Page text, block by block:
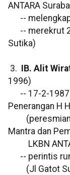
ANTARA
--
-- merekrut 2
Sutika)
3. IB. Alit
1996)
-- 17-2-1987
Penerangan H
(peresmian
Mantra dan
LKBN
-- perintis
(Jl Gatot